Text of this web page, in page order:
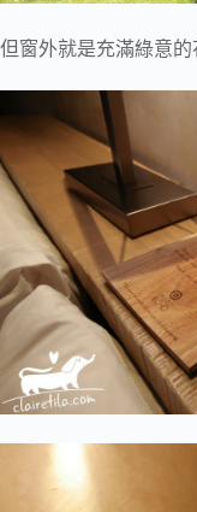
但窗外就是充滿綠意的